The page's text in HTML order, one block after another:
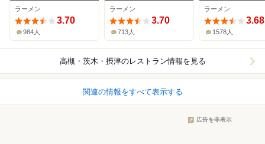
ラーメン
3.70
984人
ラーメン
3.70
713人
ラーメン
3.68
1578人
高槻・茨木・摂津のレストラン情報を見る
関連の情報をすべて表示する
広告を非表示